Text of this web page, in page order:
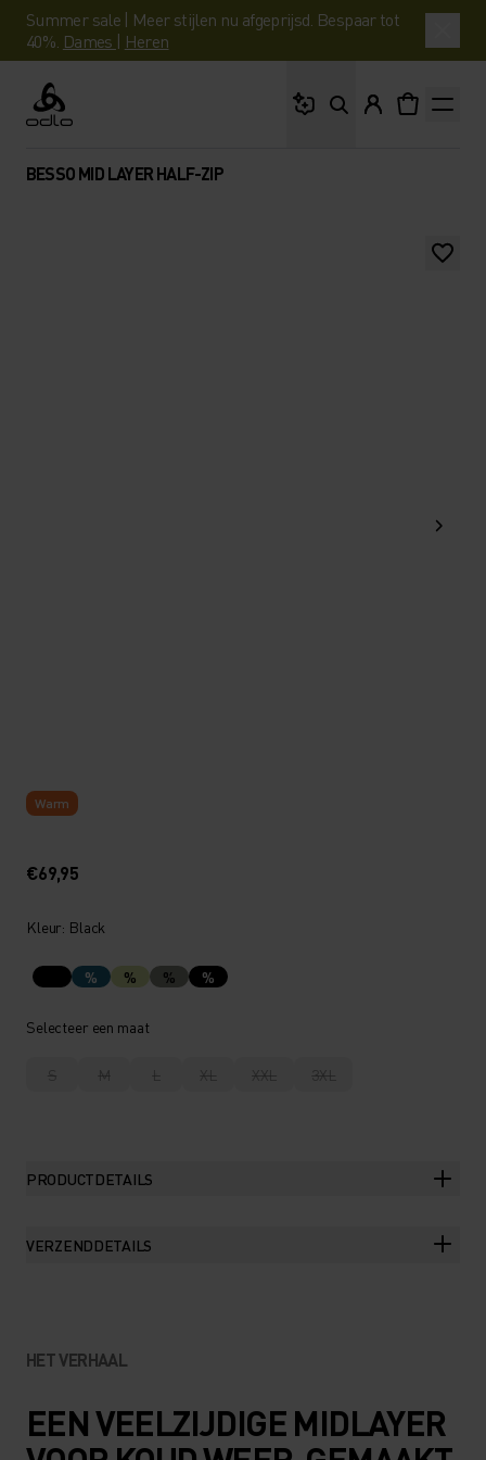
Summer sale | Meer stijlen nu afgeprijsd. Bespaar tot
40%. Dames | Heren
Odlo
BESSO MID LAYER HALF-ZIP
Warm
€69,95
Kleur: Black
% % % %
Selecteer een maat
S M L XL XXL 3XL
PRODUCTDETAILS
VERZENDDETAILS
HET VERHAAL
EEN VEELZIJDIGE MIDLAYER